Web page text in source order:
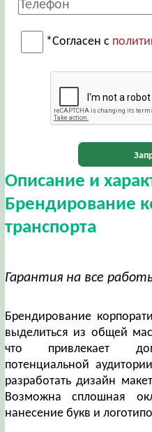
*Согласен с
Описание и
Брендирование
транспорта
Гарантия на все
Брендирование
выделиться из общей
что привлекает
потенциальной
разработать дизайн
Возможна сплошная
нанесение букв и